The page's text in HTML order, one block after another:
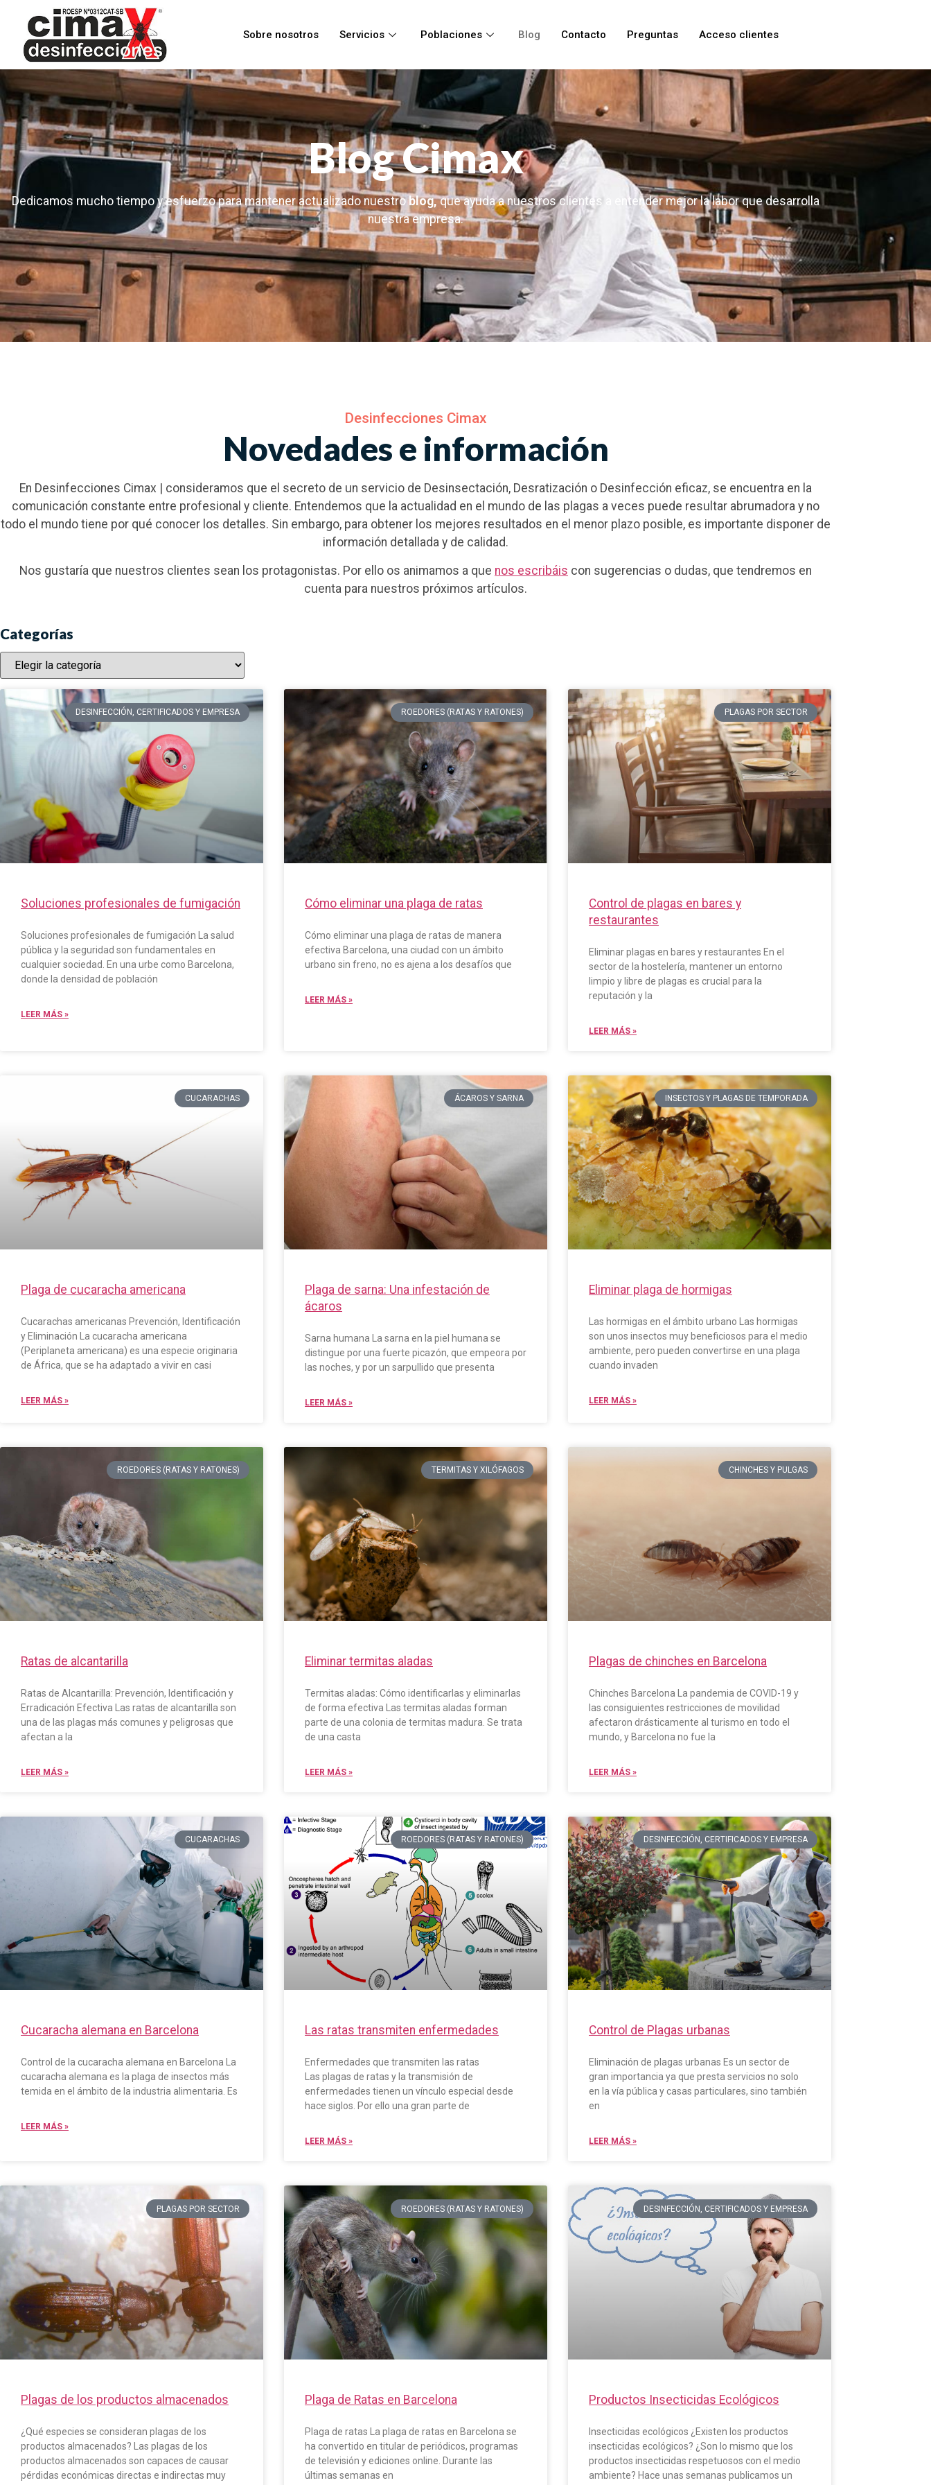
Sobre nosotros Servicios Poblaciones Blog Contacto Preguntas Acceso clientes
Blog Cimax
Dedicamos mucho tiempo y esfuerzo para mantener actualizado nuestroblog,que ayuda a nuestros clientes a entender mejor la labor que desarrolla
nuestra empresa.
Desinfecciones Cimax
Novedades e información
En Desinfecciones Cimax | consideramos que el secreto de un servicio de Desinsectación, Desratización o Desinfección eficaz, se encuentra en la
comunicación constante entre profesional y cliente. Entendemos que la actualidad en el mundo de las plagas a veces puede resultar abrumadora y no
todo el mundo tiene por qué conocer los detalles. Sin embargo, para obtener los mejores resultados en el menor plazo posible, es importante disponer de
información detallada y de calidad.
Nos gustaría que nuestros clientes sean los protagonistas. Por ello os animamos a que nos escribáis con sugerencias o dudas, que tendremos en
cuenta para nuestros próximos artículos.
Categorías
DESINFECCIÓN, CERTIFICADOS Y EMPRESA
Soluciones profesionales de fumigación
Soluciones profesionales de fumigación La salud
pública y la seguridad son fundamentales en
cualquier sociedad. En una urbe como Barcelona,
donde la densidad de población
LEER MÁS »
ROEDORES (RATAS Y RATONES)
Cómo eliminar una plaga de ratas
Cómo eliminar una plaga de ratas de manera
efectiva Barcelona, una ciudad con un ámbito
urbano sin freno, no es ajena a los desafíos que
LEER MÁS »
PLAGAS POR SECTOR
Control de plagas en bares y
restaurantes
Eliminar plagas en bares y restaurantes En el
sector de la hostelería, mantener un entorno
limpio y libre de plagas es crucial para la
reputación y la
LEER MÁS »
CUCARACHAS
Plaga de cucaracha americana
Cucarachas americanas Prevención, Identificación
y Eliminación La cucaracha americana
(Periplaneta americana) es una especie originaria
de África, que se ha adaptado a vivir en casi
LEER MÁS »
ÁCAROS Y SARNA
Plaga de sarna: Una infestación de
ácaros
Sarna humana La sarna en la piel humana se
distingue por una fuerte picazón, que empeora por
las noches, y por un sarpullido que presenta
LEER MÁS »
INSECTOS Y PLAGAS DE TEMPORADA
Eliminar plaga de hormigas
Las hormigas en el ámbito urbano Las hormigas
son unos insectos muy beneficiosos para el medio
ambiente, pero pueden convertirse en una plaga
cuando invaden
LEER MÁS »
ROEDORES (RATAS Y RATONES)
Ratas de alcantarilla
Ratas de Alcantarilla: Prevención, Identificación y
Erradicación Efectiva Las ratas de alcantarilla son
una de las plagas más comunes y peligrosas que
afectan a la
LEER MÁS »
TERMITAS Y XILÓFAGOS
Eliminar termitas aladas
Termitas aladas: Cómo identificarlas y eliminarlas
de forma efectiva Las termitas aladas forman
parte de una colonia de termitas madura. Se trata
de una casta
LEER MÁS »
CHINCHES Y PULGAS
Plagas de chinches en Barcelona
Chinches Barcelona La pandemia de COVID-19 y
las consiguientes restricciones de movilidad
afectaron drásticamente al turismo en todo el
mundo, y Barcelona no fue la
LEER MÁS »
CUCARACHAS
Cucaracha alemana en Barcelona
Control de la cucaracha alemana en Barcelona La
cucaracha alemana es la plaga de insectos más
temida en el ámbito de la industria alimentaria. Es
LEER MÁS »
ROEDORES (RATAS Y RATONES)
Las ratas transmiten enfermedades
Enfermedades que transmiten las ratas
Las plagas de ratas y la transmisión de
enfermedades tienen un vínculo especial desde
hace siglos. Por ello una gran parte de
LEER MÁS »
DESINFECCIÓN, CERTIFICADOS Y EMPRESA
Control de Plagas urbanas
Eliminación de plagas urbanas Es un sector de
gran importancia ya que presta servicios no solo
en la vía pública y casas particulares, sino también
en
LEER MÁS »
PLAGAS POR SECTOR
Plagas de los productos almacenados
¿Qué especies se consideran plagas de los
productos almacenados? Las plagas de los
productos almacenados son capaces de causar
pérdidas económicas directas e indirectas muy
ROEDORES (RATAS Y RATONES)
Plaga de Ratas en Barcelona
Plaga de ratas La plaga de ratas en Barcelona se
ha convertido en titular de periódicos, programas
de televisión y ediciones online. Durante las
últimas semanas en
DESINFECCIÓN, CERTIFICADOS Y EMPRESA
Productos Insecticidas Ecológicos
Insecticidas ecológicos ¿Existen los productos
insecticidas ecológicos? ¿Son lo mismo que los
productos insecticidas respetuosos con el medio
ambiente? Hace unas semanas publicamos un